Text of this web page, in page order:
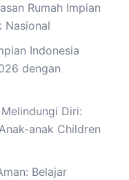
Rumah Impian
Nasional
Indonesia
dengan
Diri:
anak Children
Belajar